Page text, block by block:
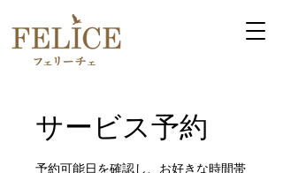
サービス予約
予約可能日を確認し、お好きな時間帯